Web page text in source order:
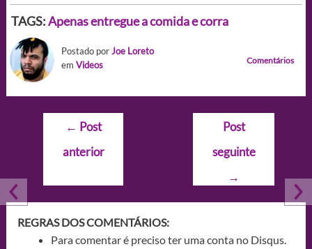
TAGS:Apenas entregue a comida e corra
Postado porJoe Loreto
em Videos Comentários
Navegação
Post
← Post
anterior
Post
seguinte
→
REGRAS DOS COMENTÁRIOS:
Para comentar é preciso ter uma conta no Disqus.